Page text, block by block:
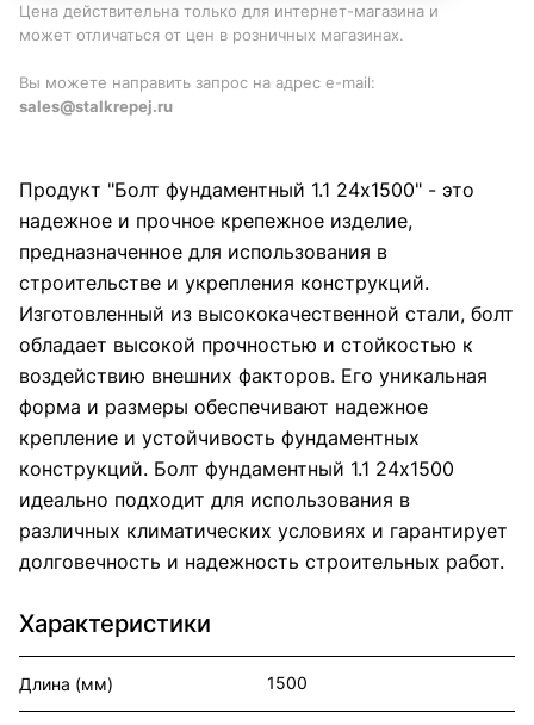
Цена действительна только для интернет-магазина и
может отличаться от цен в розничных магазинах.
Вы можете направить запрос на адрес e-mail:
sales@stalkrepej.ru
Продукт "Болт фундаментный 1.1 24х1500" - это
надежное и прочное крепежное изделие,
предназначенное для использования в
строительстве и укрепления конструкций.
Изготовленный из высококачественной стали, болт
обладает высокой прочностью и стойкостью к
воздействию внешних факторов. Его уникальная
форма и размеры обеспечивают надежное
крепление и устойчивость фундаментных
конструкций. Болт фундаментный 1.1 24х1500
идеально подходит для использования в
различных климатических условиях и гарантирует
долговечность и надежность строительных работ.
Характеристики
Длина (мм) 1500